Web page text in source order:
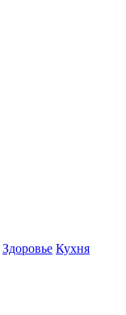
Здоровье Кухня